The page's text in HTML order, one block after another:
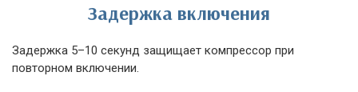
Задержка включения
Задержка 5–10 секунд защищает компрессор при
повторном включении.